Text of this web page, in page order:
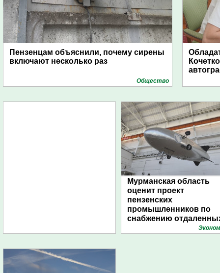
Пензенцам объяснили, почему сирены
включают несколько раз
Общество
Мурманская область
оценит проект
пензенских
промышленников по
снабжению
поселений с помощью